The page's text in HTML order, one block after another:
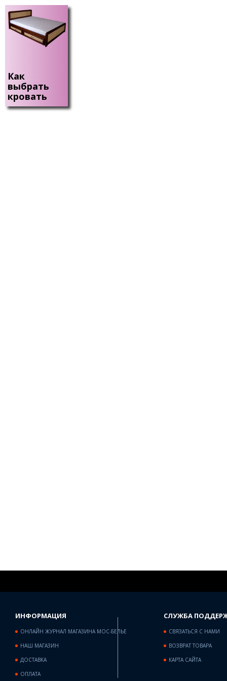
Как
выбрать
кровать
ИНФОРМАЦИЯ
ОНЛАЙН ЖУРНАЛ МАГАЗИНА МОС-БЕЛЬЕ
НАШ МАГАЗИН
ДОСТАВКА
ОПЛАТА
СЛУЖБА
СВЯЗАТЬСЯ С НАМИ
ВОЗВРАТ ТОВАРА
КАРТА САЙТА